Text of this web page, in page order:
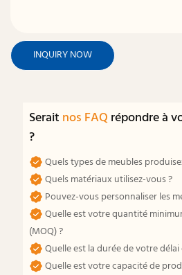
INQUIRY NOW
Serait nos FAQrépondre à
?
Quels types de meubles
Quels matériaux utilisez-vous ?
Pouvez-vous personnaliser les
Quelle est votre quantité
(MOQ) ?
Quelle est la durée de votre
Quelle est votre capacité de